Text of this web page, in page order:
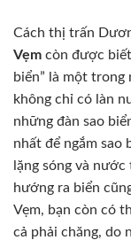
Cách thị trấn
Vẹm còn được
biển” là một trong
không chỉ có làn
những đàn sao
nhất để ngắm sao
lặng sóng và
hướng ra biển
Vẹm, bạn còn có
cả phải chăng, do